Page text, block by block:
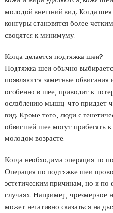
молодой внешний вид. Когда
контуры становятся более
сводятся к минимуму.
Когда делается подтяжка шеи?
Подтяжка шеи обычно
появляются заметные
особенно в шее, приводит к
ослаблению мышц, что придает
вид. Кроме того, люди с
обвисшей шее могут прибегать
молодом возрасте.
Когда необходима операция по
Операция по подтяжке шеи
эстетическим причинам, но и
случаях. Например, чрезмерное
может негативно сказаться на